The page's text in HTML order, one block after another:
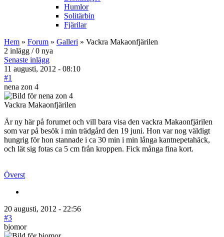
Humlor
Solitärbin
Fjärilar
Hem » Forum » Galleri » Vackra Makaonfjärilen
2 inlägg / 0 nya
Senaste inlägg
11 augusti, 2012 - 08:10
#1
nena zon 4
Vackra Makaonfjärilen
Är ny här på forumet och vill bara visa den vackra Makaonfjärilen
som var på besök i min trädgård den 19 juni. Hon var nog väldigt
hungrig för hon stannade i ca 30 min i min långa kantnepetahäck,
och lät sig fotas ca 5 cm från kroppen. Fick många fina kort.
Överst
20 augusti, 2012 - 22:56
#3
bjomor